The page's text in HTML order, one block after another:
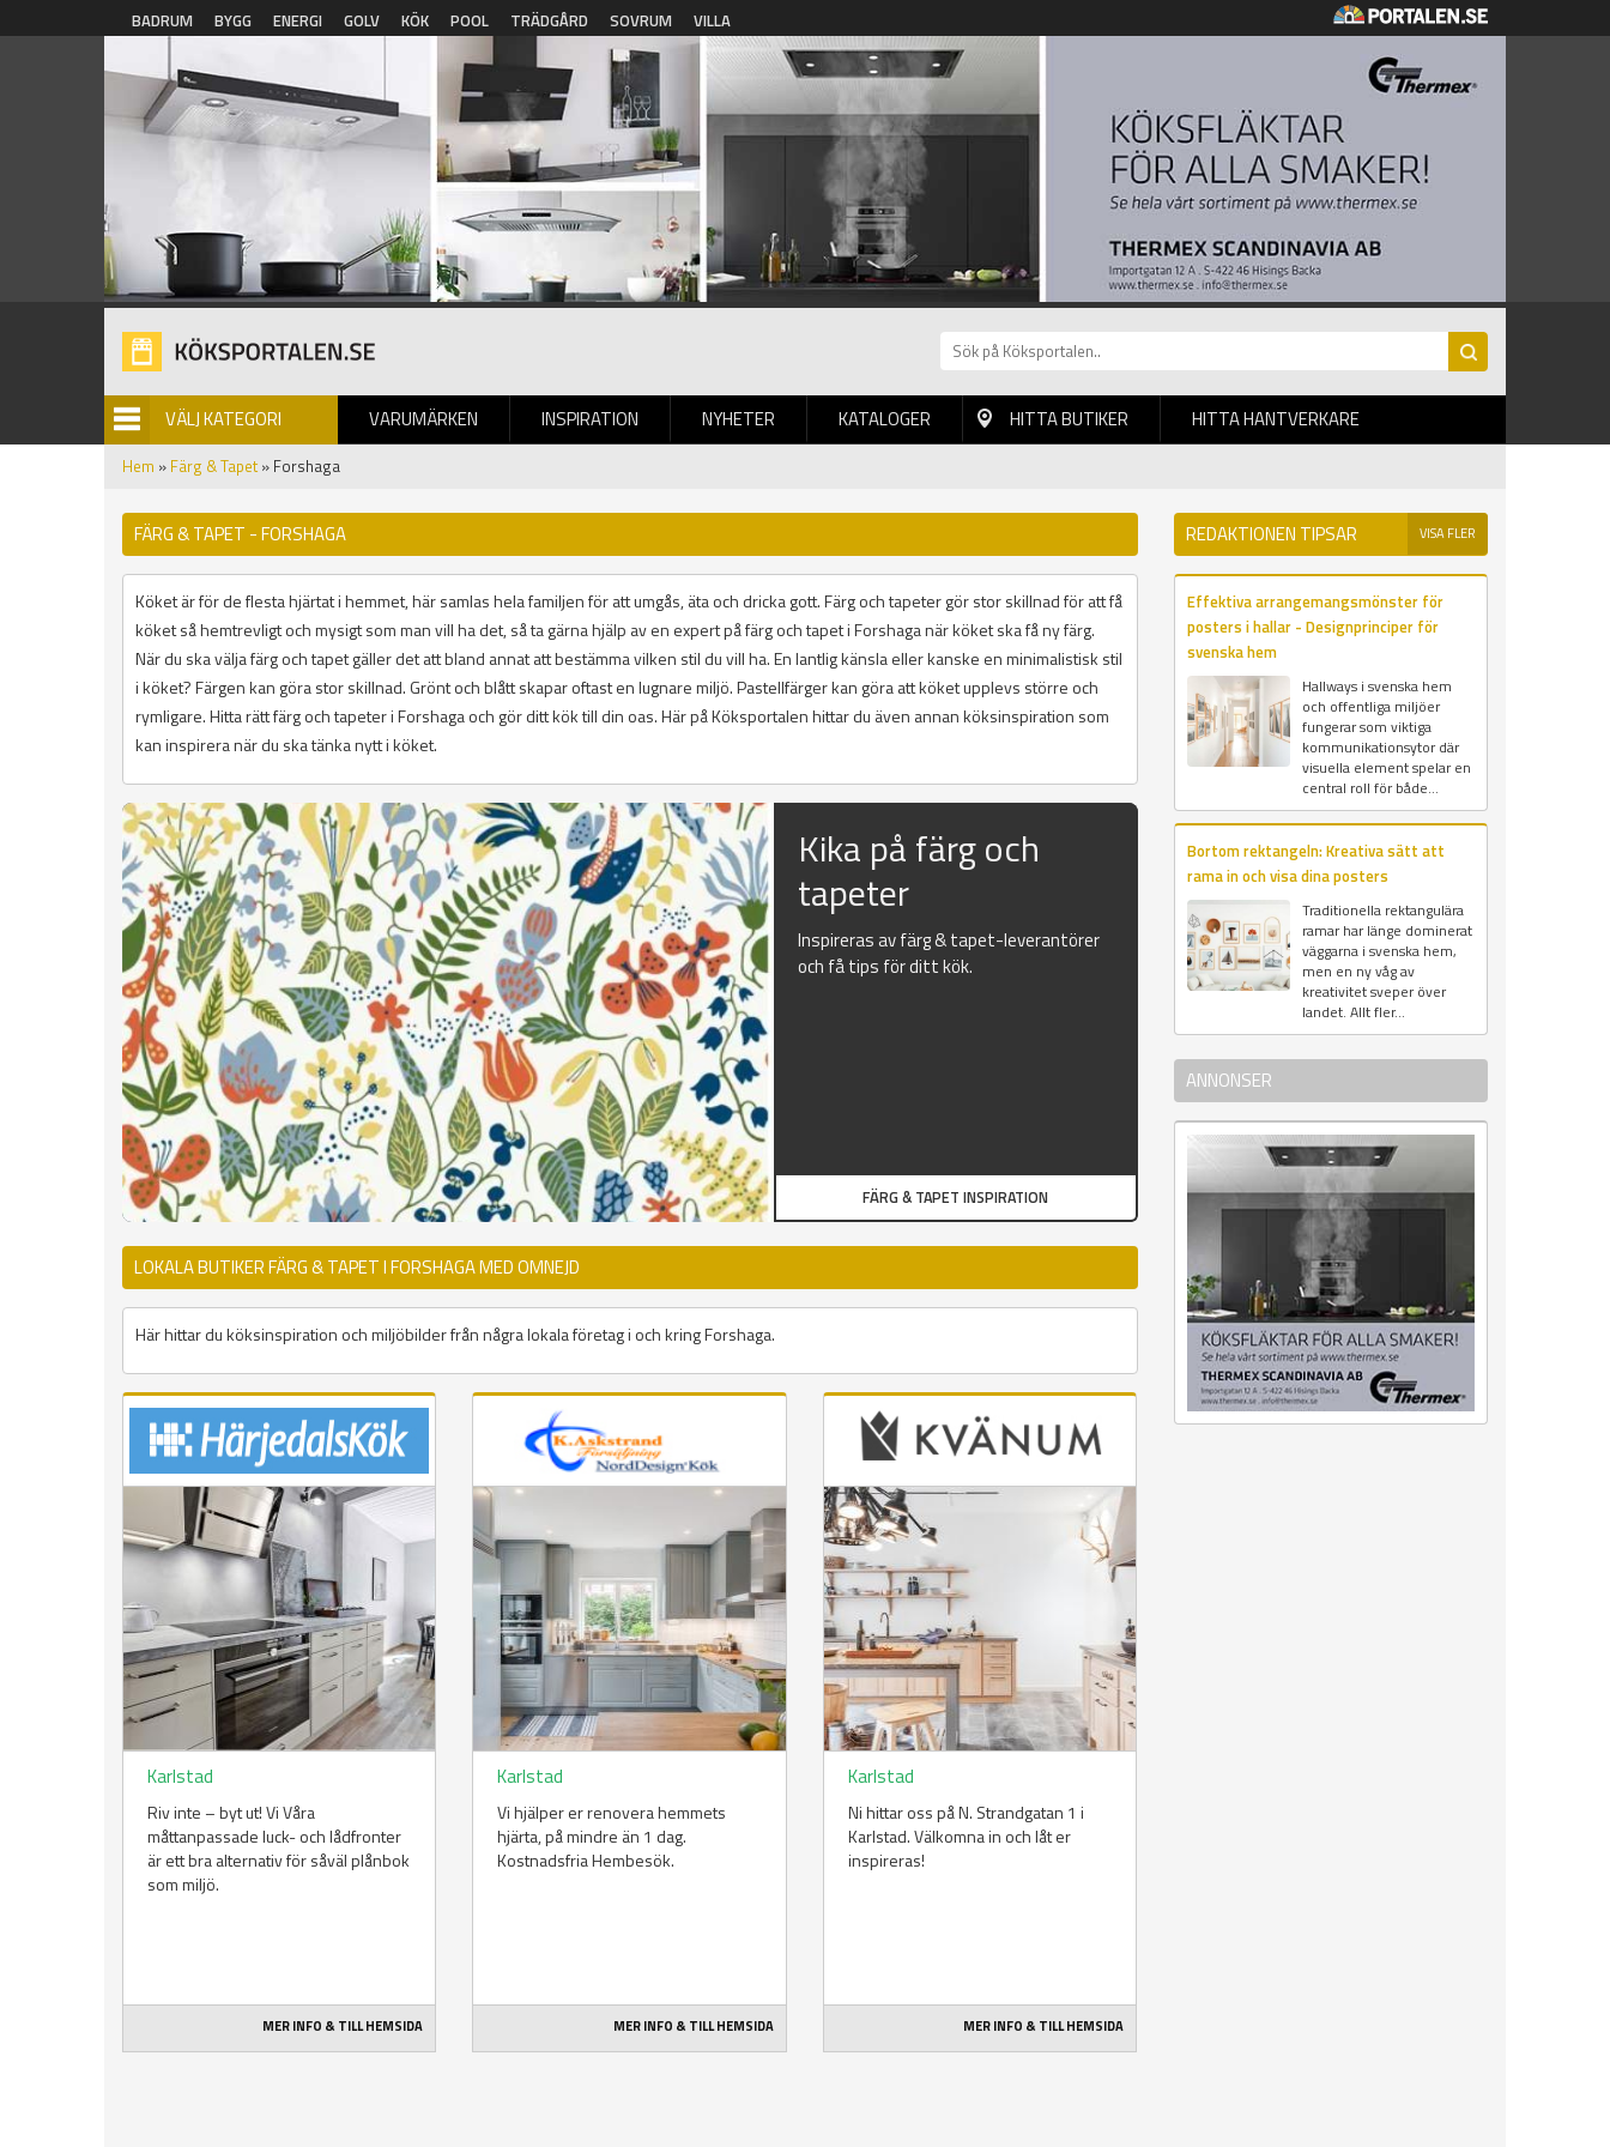
Hoppa till huvudinnehåll
BADRUM BYGG ENERGI GOLV KÖK POOL TRÄDGÅRD SOVRUM VILLA
VÄLJ KATEGORI VARUMÄRKEN INSPIRATION NYHETER
BILDGALLERI KATALOGER HITTA BUTIKER HITTA HANTVERKARE
Hem » Färg & Tapet» Forshaga
FÄRG & TAPET - FORSHAGA
Köket är för de flesta hjärtat i hemmet, här samlas hela familjen för att umgås, äta och dricka gott. Färg och tapeter gör stor skillnad för att få
köket så hemtrevligt och mysigt som man vill ha det, så ta gärna hjälp av en expert på färg och tapet i Forshaga när köket ska få ny färg.
När du ska välja färg och tapet gäller det att bland annat att bestämma vilken stil du vill ha. En lantlig känsla eller kanske en minimalistisk stil
i köket? Färgen kan göra stor skillnad. Grönt och blått skapar oftast en lugnare miljö. Pastellfärger kan göra att köket upplevs större och
rymligare. Hitta rätt färg och tapeter i Forshaga och gör ditt kök till din oas. Här på Köksportalen hittar du även annan köksinspiration som
kan inspirera när du ska tänka nytt i köket.
Kika på färg och
tapeter
Inspireras av färg & tapet-leverantörer
och få tips för ditt kök.
FÄRG & TAPET INSPIRATION
LOKALA BUTIKER FÄRG & TAPET I FORSHAGA MED OMNEJD
Här hittar du köksinspiration och miljöbilder från några lokala företag i och kring Forshaga.
Karlstad
Riv inte – byt ut! Vi Våra
måttanpassade luck- och lådfronter
är ett bra alternativ för såväl plånbok
som miljö.
MER INFO & TILL HEMSIDA
Karlstad
Vi hjälper er renovera hemmets
hjärta, på mindre än 1 dag.
Kostnadsfria Hembesök.
MER INFO & TILL HEMSIDA
Karlstad
Ni hittar oss på N. Strandgatan 1 i
Karlstad. Välkomna in och låt er
inspireras!
MER INFO & TILL HEMSIDA
REDAKTIONEN TIPSAR VISA FLER
Effektiva arrangemangsmönster för
posters i hallar - Designprinciper för
svenska hem
Hallways i svenska hem
och offentliga miljöer
fungerar som viktiga
kommunikationsytor där
visuella element spelar en
central roll för både...
Bortom rektangeln: Kreativa sätt att
rama in och visa dina posters
Traditionella rektangulära
ramar har länge dominerat
väggarna i svenska hem,
men en ny våg av
kreativitet sveper över
landet. Allt fler...
ANNONSER